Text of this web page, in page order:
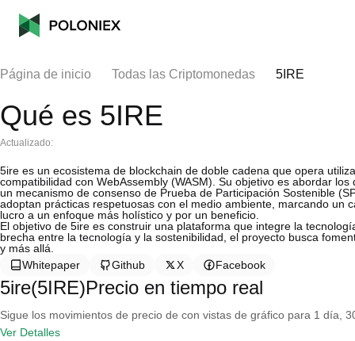
Página de inicio Todas las Criptomonedas 5IRE
Qué es 5IRE
Actualizado:
5ire es un ecosistema de blockchain de doble cadena que opera
compatibilidad con WebAssembly (WASM). Su objetivo es abordar
un mecanismo de consenso de Prueba de Participación Sostenible
adoptan prácticas respetuosas con el medio ambiente, marcando un
lucro a un enfoque más holístico y por un beneficio.
El objetivo de 5ire es construir una plataforma que integre la
brecha entre la tecnología y la sostenibilidad, el proyecto busca
y más allá.
Whitepaper
Github X Facebook
5ire(5IRE)Precio en tiempo real
Sigue los movimientos de precio de con vistas de gráfico para 1 día,
Ver Detalles